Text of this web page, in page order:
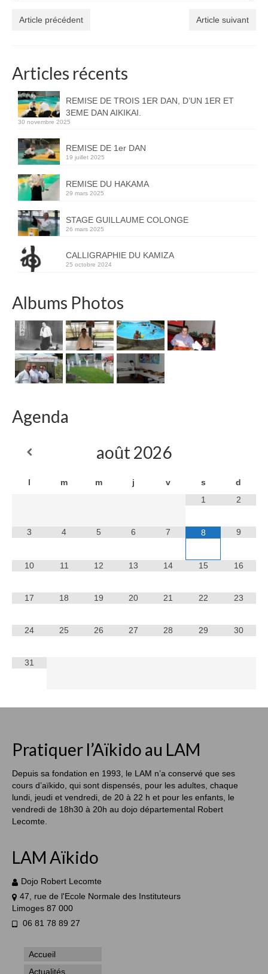
Article précédent Article suivant
Articles récents
REMISE DE TROIS 1ER DAN, D’UN 1ER ET
3EME DAN AIKIKAI.
30 novembre 2025
REMISE DE 1er DAN
19 juillet 2025
REMISE DU HAKAMA
29 mars 2025
STAGE GUILLAUME COLONGE
26 mars 2025
CALLIGRAPHIE DU KAMIZA
25 octobre 2024
Albums Photos
Agenda
août2026
l m m j v s
d
1
2
3 4 5 6 7 8 9
10 11 12 13 14 15 16
17 18 19 20 21 22 23
24 25 26 27 28 29 30
31
Pratiquer l’Aïkido au LAM
Depuis sa fondation en 1993, le LAM n’a conservé que ses
cours d’aïkido, qui sont dispensés, pour les adultes, chaque
lundi, jeudi et vendredi, de 20 à 22 h et pour les enfants, le
vendredi de 18h30 à 20h au dojo départemental Robert
Lecomte.
LAM Aïkido
Dojo Robert Lecomte
47, rue de l'Ecole Normale des Instituteurs
Limoges 87 000
06 81 78 89 27
Accueil
Actualités